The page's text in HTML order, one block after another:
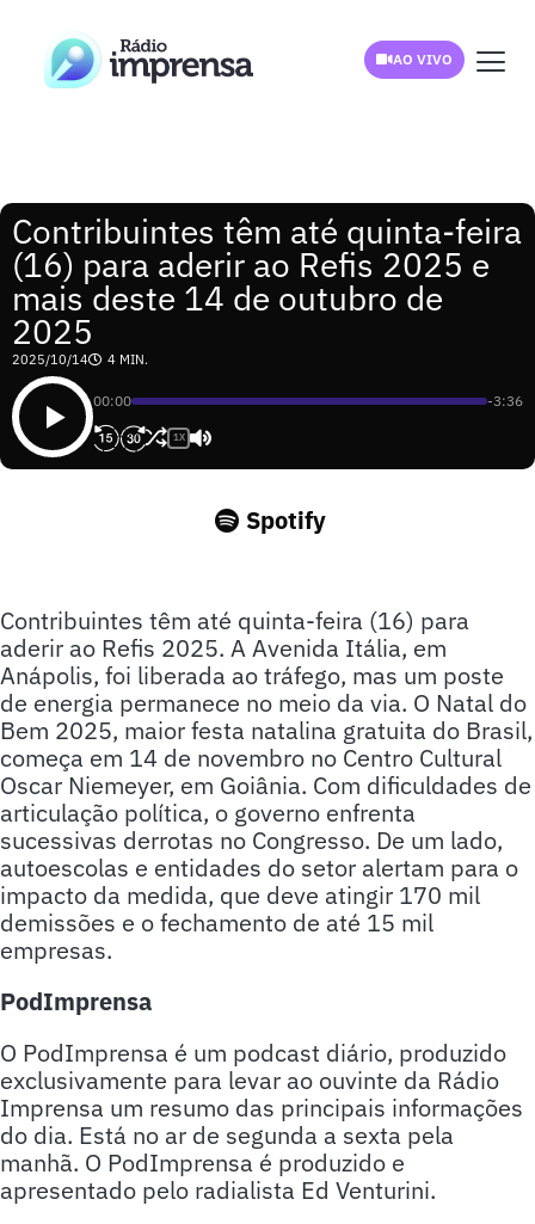
AO VIVO
Contribuintes têm até quinta-feira
(16) para aderir ao Refis 2025 e
mais deste 14 de outubro de
2025
2025/10/14 4 MIN.
00:00 -3:36
1X
Spotify
Contribuintes têm até quinta-feira (16) para
aderir ao Refis 2025. A Avenida Itália, em
Anápolis, foi liberada ao tráfego, mas um poste
de energia permanece no meio da via. O Natal do
Bem 2025, maior festa natalina gratuita do Brasil,
começa em 14 de novembro no Centro Cultural
Oscar Niemeyer, em Goiânia. Com dificuldades de
articulação política, o governo enfrenta
sucessivas derrotas no Congresso. De um lado,
autoescolas e entidades do setor alertam para o
impacto da medida, que deve atingir 170 mil
demissões e o fechamento de até 15 mil
empresas.
PodImprensa
O PodImprensa é um podcast diário, produzido
exclusivamente para levar ao ouvinte da Rádio
Imprensa um resumo das principais informações
do dia. Está no ar de segunda a sexta pela
manhã. O PodImprensa é produzido e
apresentado pelo radialista Ed Venturini.